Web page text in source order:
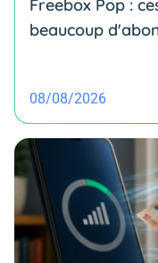
Freebox Pop :
beaucoup
08/08/2026